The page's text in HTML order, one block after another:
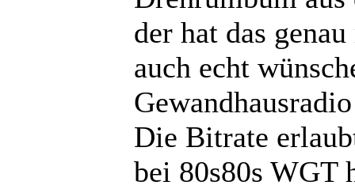
der hat das
auch echt
Die Bitrate
bei 80s80s WGT